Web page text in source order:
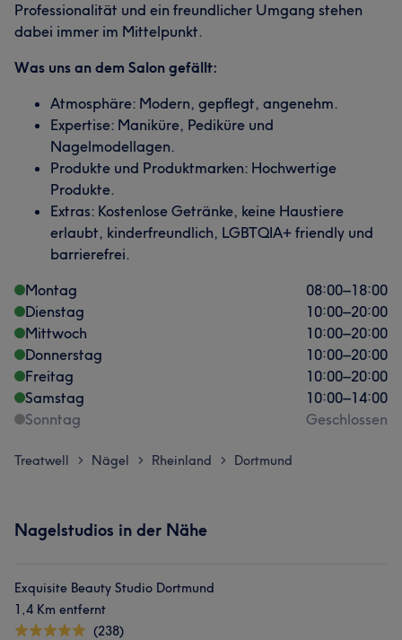
Professionalität und ein freundlicher Umgang stehen
dabei immer im Mittelpunkt.
Was uns an dem Salon gefällt:
Atmosphäre: Modern, gepflegt, angenehm.
Expertise: Maniküre, Pediküre und
Nagelmodellagen.
Produkte und Produktmarken: Hochwertige
Produkte.
Extras: Kostenlose Getränke, keine Haustiere
erlaubt, kinderfreundlich, LGBTQIA+ friendly und
barrierefrei.
Montag
08:00–18:00
Dienstag
10:00–20:00
Mittwoch
10:00–20:00
Donnerstag
10:00–20:00
Freitag
10:00–20:00
Samstag
10:00–14:00
Sonntag
Geschlossen
Treatwell > Nägel > Rheinland > Dortmund
Nagelstudios in der Nähe
Exquisite Beauty Studio Dortmund
1,4 Km entfernt
(238)